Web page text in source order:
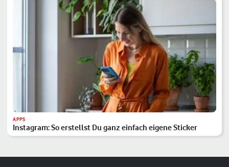
APPS
Instagram: So erstellst Du ganz einfach eigene Sticker